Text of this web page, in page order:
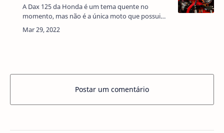
A Dax 125 da Honda é um tema quente no
momento, mas não é a única moto que possui
um tanque de combustível embutido no quadro,
o qual funciona com rodas de pequeno diâmetro.
Postar um comentário